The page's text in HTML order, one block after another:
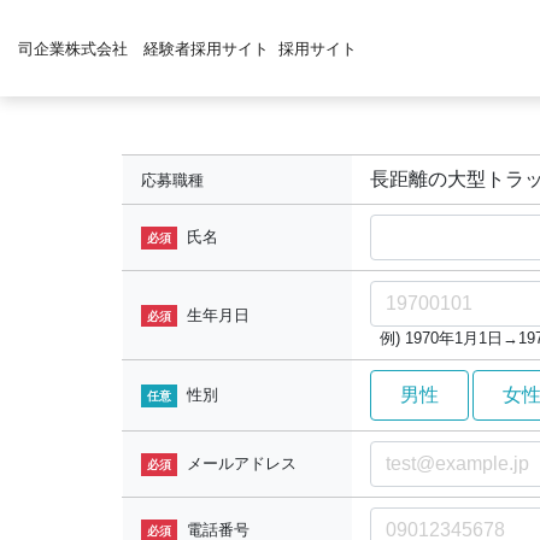
司企業株式会社 経験者採用サイト 採用サイト
応募職種 長距離の大型トラ
必須 氏名
必須
生年月日
例) 1970年1月1日
任意 性別 男性 女性
必須 メールアドレス
必須 電話番号